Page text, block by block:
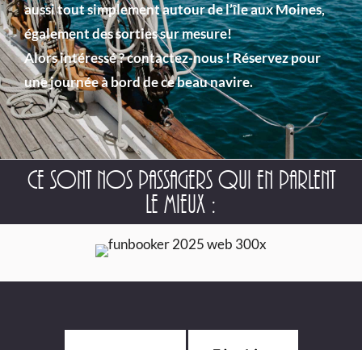
aussi tout simplement autour de l’île aux Moines,
également des sorties sur mesure!
Alors intéressé ? contactez-nous ! Réservez pour
une journée à bord de ce beau navire.
Ce sont nos passagers qui en parlent
le mieux :